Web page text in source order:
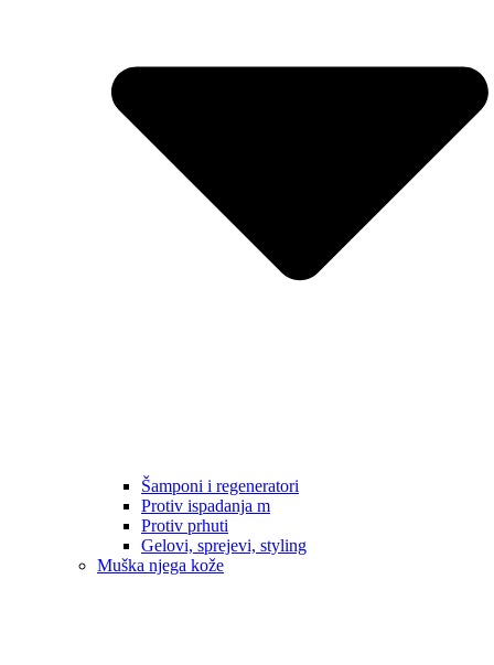
Šamponi i regeneratori
Protiv ispadanja m
Protiv prhuti
Gelovi, sprejevi, styling
Muška njega kože